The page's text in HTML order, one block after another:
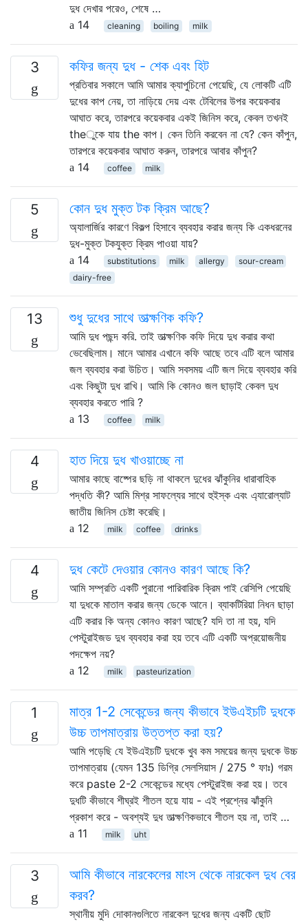
দুধ দেখার পরেও, শেষে …
14
cleaning boiling milk
3 কফির জন্য দুধ - শেক এবং হিট
প্রতিবার সকালে আমি আমার ক্যাপুচিনো পেয়েছি, যে লোকটি এটি
দুধের কাপ নেয়, তা নাড়িয়ে দেয় এবং টেবিলের উপর কয়েকবার
আঘাত করে, তারপরে কয়েকবার একই জিনিস করে, কেবল তখনই
theুকে যায় the কাপ। কেন তিনি করবেন না যে? কেন কাঁপুন,
তারপরে কয়েকবার আঘাত করুন, তারপরে আবার কাঁপুন?
14
coffee milk
5 কোন দুধ মুক্ত টক ক্রিম আছে?
অ্যালার্জির কারণে বিকল্প হিসাবে ব্যবহার করার জন্য কি একধরনের
দুধ-মুক্ত টকযুক্ত ক্রিম পাওয়া যায়?
14
substitutions milk allergy
sour-cream
dairy-free
13 শুধু দুধের সাথে তাত্ক্ষণিক কফি?
আমি দুধ পছন্দ করি. তাই তাত্ক্ষণিক কফি দিয়ে দুধ করার কথা
ভেবেছিলাম। মানে আমার এখানে কফি আছে তবে এটি বলে আমার
জল ব্যবহার করা উচিত। আমি সবসময় এটি জল দিয়ে ব্যবহার করি
এবং কিছুটা দুধ রাখি। আমি কি কোনও জল ছাড়াই কেবল দুধ
ব্যবহার করতে পারি ?
13
coffee milk
4 হাত দিয়ে দুধ খাওয়াচ্ছে না
আমার কাছে বাষ্পের ছড়ি না থাকলে দুধের ঝাঁকুনির ধারাবাহিক
পদ্ধতি কী? আমি মিশ্র সাফল্যের সাথে হুইস্ক এবং এ্যারোল্যাট
জাতীয় জিনিস চেষ্টা করেছি।
12
milk coffee drinks
4 দুধ কেটে দেওয়ার কোনও কারণ আছে কি?
আমি সম্প্রতি একটি পুরানো পারিবারিক ক্রিম পাই রেসিপি পেয়েছি
যা দুধকে মাতাল করার জন্য ডেকে আনে। ব্যাকটিরিয়া নিধন ছাড়া
এটি করার কি অন্য কোনও কারণ আছে? যদি তা না হয়, যদি
পেস্টুরাইজড দুধ ব্যবহার করা হয় তবে এটি একটি অপ্রয়োজনীয়
পদক্ষেপ নয়?
12
milk pasteurization
1
মাত্র 1-2 সেকেন্ডের জন্য কীভাবে ইউএইচটি দুধকে
উচ্চ তাপমাত্রায় উত্তপ্ত করা হয়?
আমি পড়েছি যে ইউএইচটি দুধকে খুব কম সময়ের জন্য দুধকে উচ্চ
তাপমাত্রায় (যেমন 135 ডিগ্রি সেলসিয়াস / 275 ° ফাঃ) গরম
করে paste 2-2 সেকেন্ডের মধ্যে পেস্টুরাইজ করা হয়। তবে
দুধটি কীভাবে শীঘ্রই শীতল হয়ে যায় - এই প্রশ্নের ঝাঁকুনি
প্রকাশ করে - অবশ্যই দুধ তাত্ক্ষণিকভাবে শীতল হয় না, তাই …
11
milk uht
3
আমি কীভাবে নারকেলের মাংস থেকে নারকেল দুধ বের
করব?
স্থানীয় মুদি দোকানগুলিতে নারকেল দুধের জন্য একটি ছোট